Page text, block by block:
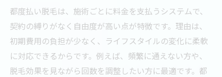
都度払い脱毛は、施術ごとに料金を支払うシステムで、
契約の縛りがなく自由度が高い点が特徴です。理由は、
初期費用の負担が少なく、ライフスタイルの変化に柔軟
に対応できるからです。例えば、頻繁に通えない方や、
脱毛効果を見ながら回数を調整したい方に最適です。都